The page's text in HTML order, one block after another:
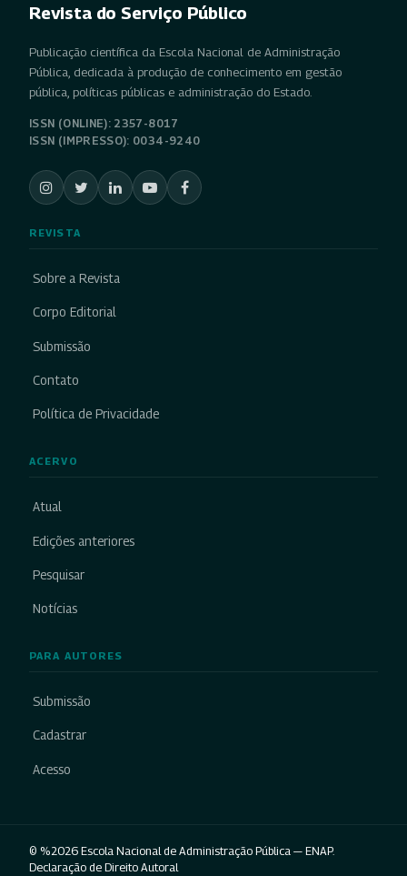
Revista do Serviço Público
Publicação científica da Escola Nacional de Administração
Pública, dedicada à produção de conhecimento em gestão
pública, políticas públicas e administração do Estado.
ISSN (ONLINE): 2357-8017
ISSN (IMPRESSO): 0034-9240
REVISTA
Sobre a Revista
Corpo Editorial
Submissão
Contato
Política de Privacidade
ACERVO
Atual
Edições anteriores
Pesquisar
Notícias
PARA AUTORES
Submissão
Cadastrar
Acesso
© %2026 Escola Nacional de Administração Pública — ENAP.
Declaração de Direito Autoral